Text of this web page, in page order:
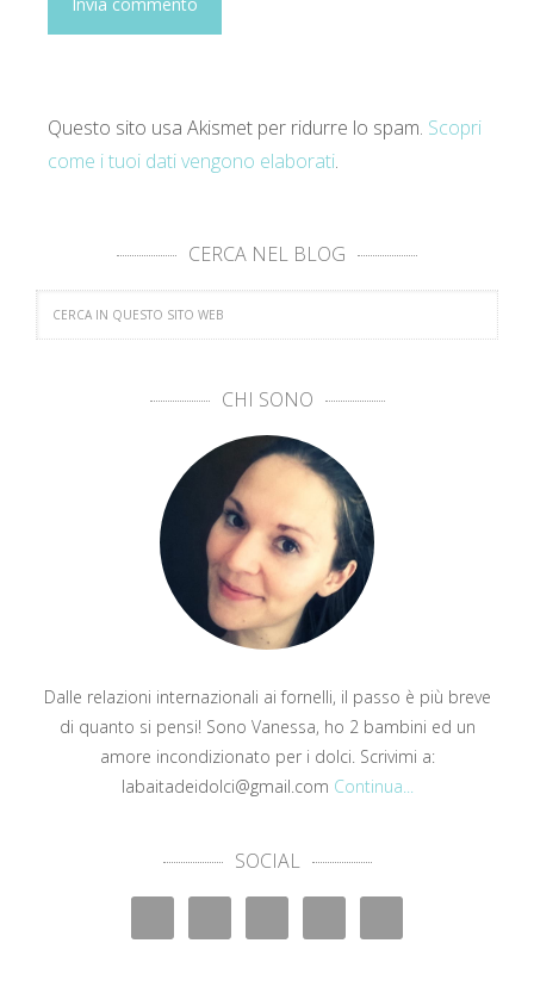
Questo sito usa Akismet per ridurre lo spam. Scopri
come i tuoi dati vengono elaborati.
CERCA NEL BLOG
CHI SONO
Dalle relazioni internazionali ai fornelli, il passo è più breve
di quanto si pensi! Sono Vanessa, ho 2 bambini ed un
amore incondizionato per i dolci. Scrivimi a:
labaitadeidolci@gmail.com Continua...
SOCIAL